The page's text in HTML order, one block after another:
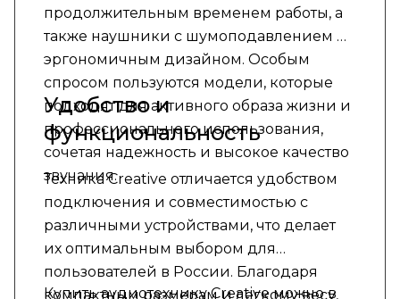
продолжительным временем работы, а
также наушники с шумоподавлением и
эргономичным дизайном. Особым
спросом пользуются модели, которые
подходят для активного образа жизни и
профессионального использования,
сочетая надежность и высокое качество
звучания.
Удобство и
функциональность
Техника Creative отличается удобством
подключения и совместимостью с
различными устройствами, что делает
их оптимальным выбором для
пользователей в России. Благодаря
компактным размерам и легкому весу,
Купить аудиотехнику Creative можно в